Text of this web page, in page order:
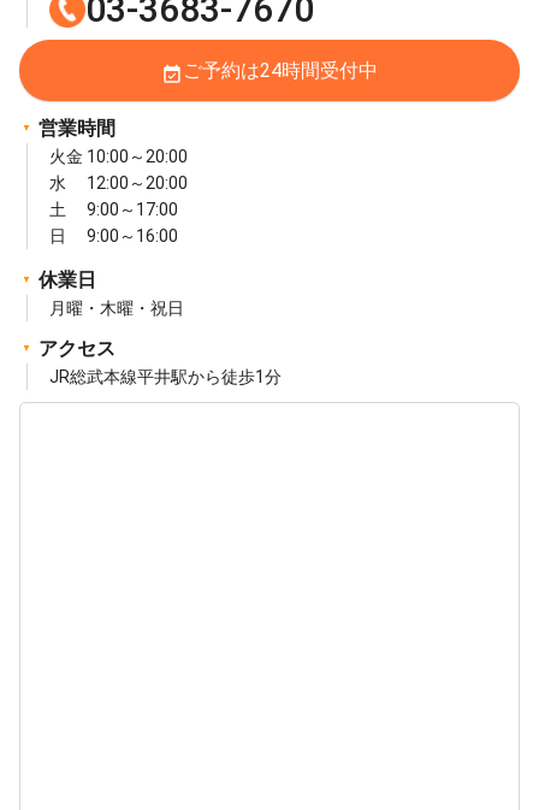
03-3683-7670
event_available ご予約は24時間受付中
営業時間
火金 10:00～20:00
水 12:00～20:00
土 9:00～17:00
日 9:00～16:00
休業日
月曜・木曜・祝日
アクセス
JR総武本線平井駅から徒歩1分